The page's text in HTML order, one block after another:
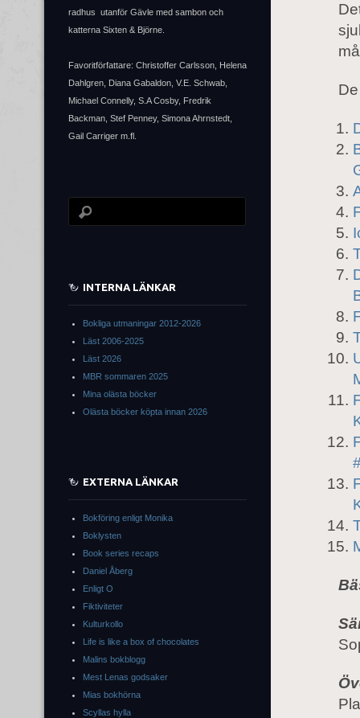
radhus utanför Gävle med sambon och
katterna Sixten & Björne.
Favoritförfattare: Christoffer Carlsson, Helena
Dahlgren, Diana Gabaldon, V.E. Schwab,
Michael Connelly, S.A Cosby, Fredrik
Backman, Stef Penney, Simona Ahrnstedt,
Gail Carriger m.fl.
INTERNA LÄNKAR
Bokliga utmaningar 2012-2026
Läst 2006-2025
Läst 2026
MBR sommaren 2025
Mina olästa böcker
Olästa böcker köpta innan 2026
EXTERNA LÄNKAR
Bokföring enligt Monika
Boklysten
Book series recaps
Daniel Åberg
Enligt O
Fiktiviteter
Kulturkollo
Life is like a box of chocolates
Malins bokblogg
Mest Lenas godsaker
Mias bokhörna
Scyllas hylla